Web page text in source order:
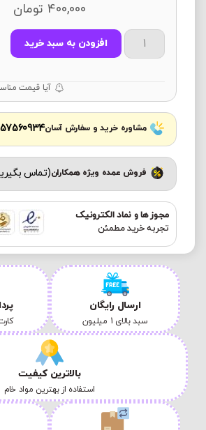
400,000 تومان
افزودن به سبد خرید
آیا قیمت
مشاوره خرید و سفارش آسان
فروش عمده ویژه همکاران(تماس
مجوز ها و نماد الکترونیک
تجربه خرید مطمئن
ارسال رایگان
سبد بالای 1 میلیون
بالاترین کیفیت
استفاده از بهترین مواد خام